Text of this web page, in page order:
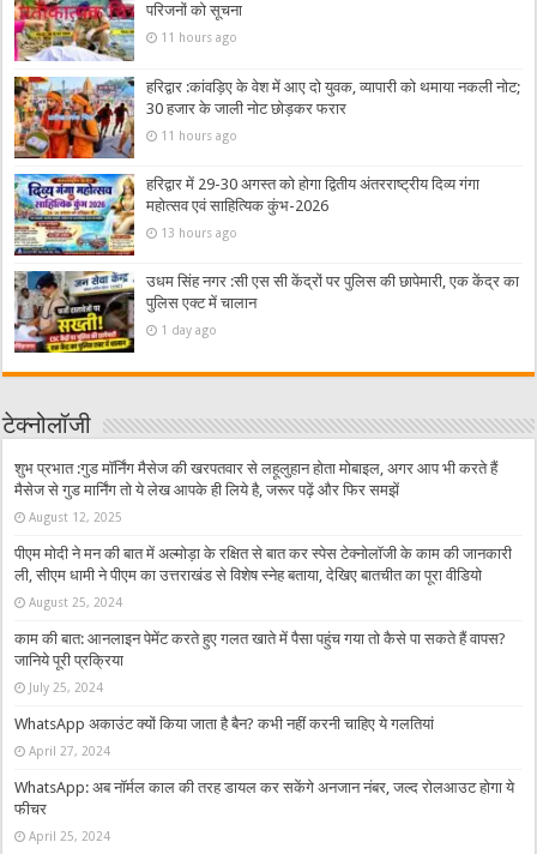
परिजनों को सूचना
11 hours ago
हरिद्वार :कांवड़िए के वेश में आए दो युवक, व्यापारी को थमाया नकली नोट;
30 हजार के जाली नोट छोड़कर फरार
11 hours ago
हरिद्वार में 29-30 अगस्त को होगा द्वितीय अंतरराष्ट्रीय दिव्य गंगा
महोत्सव एवं साहित्यिक कुंभ-2026
13 hours ago
उधम सिंह नगर :सी एस सी केंद्रों पर पुलिस की छापेमारी, एक केंद्र का
पुलिस एक्ट में चालान
1 day ago
टेक्नोलॉजी
शुभ प्रभात :गुड मॉर्निंग मैसेज की खरपतवार से लहूलुहान होता मोबाइल, अगर आप भी करते हैं
मैसेज से गुड मार्निंग तो ये लेख आपके ही लिये है, जरूर पढ़ें और फिर समझें
August 12, 2025
पीएम मोदी ने मन की बात में अल्मोड़ा के रक्षित से बात कर स्पेस टेक्नोलॉजी के काम की जानकारी
ली, सीएम धामी ने पीएम का उत्तराखंड से विशेष स्नेह बताया, देखिए बातचीत का पूरा वीडियो
August 25, 2024
काम की बात: आनलाइन पेमेंट करते हुए गलत खाते में पैसा पहुंच गया तो कैसे पा सकते हैं वापस?
जानिये पूरी प्रक्रिया
July 25, 2024
WhatsApp अकाउंट क्यों किया जाता है बैन? कभी नहीं करनी चाहिए ये गलतियां
April 27, 2024
WhatsApp: अब नॉर्मल काल की तरह डायल कर सकेंगे अनजान नंबर, जल्द रोलआउट होगा ये
फीचर
April 25, 2024